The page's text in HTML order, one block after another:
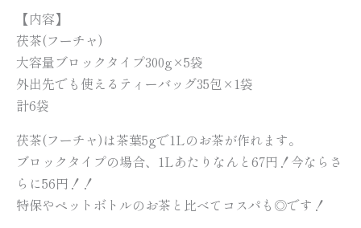
【内容】
茯茶(フーチャ)
大容量ブロックタイプ300g×5袋
外出先でも使えるティーバッグ35包×1袋
計6袋
茯茶(フーチャ)は茶葉5gで1Lのお茶が作れます。
ブロックタイプの場合、1Lあたりなんと67円！今ならさ
らに56円！！
特保やペットボトルのお茶と比べてコスパも◎です！